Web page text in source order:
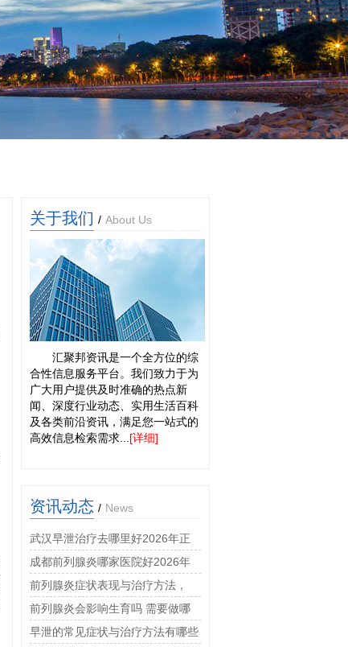
关于我们 / About Us
汇聚邦资讯是一个全方位的综
合性信息服务平台。我们致力于为
广大用户提供及时准确的热点新
闻、深度行业动态、实用生活百科
及各类前沿资讯，满足您一站式的
高效信息检索需求... [详细]
资讯动态 / News
武汉早泄治疗去哪里好2026年正
规男科门诊口碑排名推荐
成都前列腺炎哪家医院好2026年
男科专科诊疗费用透明
前列腺炎症状表现与治疗方法，
2026年男科专家权威科普指南
前列腺炎会影响生育吗 需要做哪
些检查
早泄的常见症状与治疗方法有哪些